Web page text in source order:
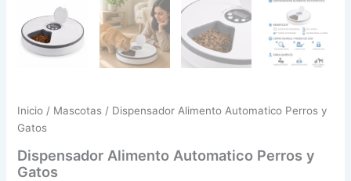
Inicio / Mascotas / Dispensador Alimento Automatico Perros y
Gatos
Dispensador Alimento Automatico Perros y
Gatos